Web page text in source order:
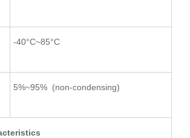
-40°C~85°C
5%~95% (non-condensing)